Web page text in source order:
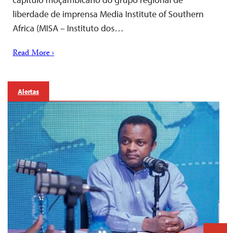
liberdade de imprensa Media Institute of Southern
Africa (MISA – Instituto dos…
Read More ›
Alertas